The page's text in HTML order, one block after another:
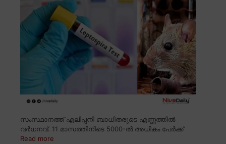
സംസ്ഥാനത്ത് എലിപ്പനി ബാധിതരുടെ എണ്ണത്തിൽ
വർധനവ്. 11 മാസത്തിനിടെ 5000-ൽ അധികം പേർക്ക്
Read more